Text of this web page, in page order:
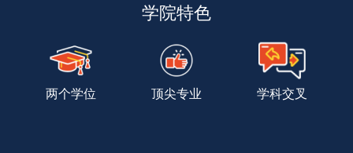
学院特色
两个学位 顶尖专业 学科交叉